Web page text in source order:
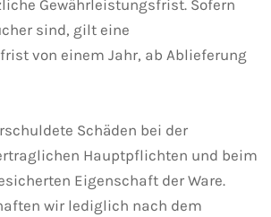
Gewährleistungsfrist. Sofern
sind, gilt eine
von einem Jahr, ab Ablieferung
Schäden bei der
Hauptpflichten und beim
Eigenschaft der Ware.
wir lediglich nach dem